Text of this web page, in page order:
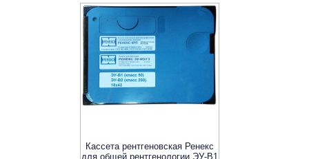
Кассета рентгеновская Ренекс
для общей рентгенологии ЭУ-В1